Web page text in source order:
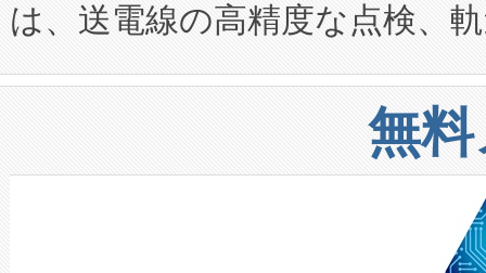
に関する技術移転および知的
構造化トレーニングカリキュ
上げおよび商用化段階におけ
設備整備および立ち上げ調整
加組織は、Enzeneのバイオ
選定された製品について、自
定、統合、導入、運用に至る
安全性を追跡し、確保する事
増加しているデータセンター
る電力網に大きな負担をかけ
事業者の負担軽減という課題
系統連系を迅速にし、ピーク
は、送電線の高精度な点検、
や穀物倉庫におけるバルク材
リューション「Avia 2」を発
したAvia 2は、1,000メート
狭視野のFOVを切り替えるこ
ケーブル、枝などの細かな対
無